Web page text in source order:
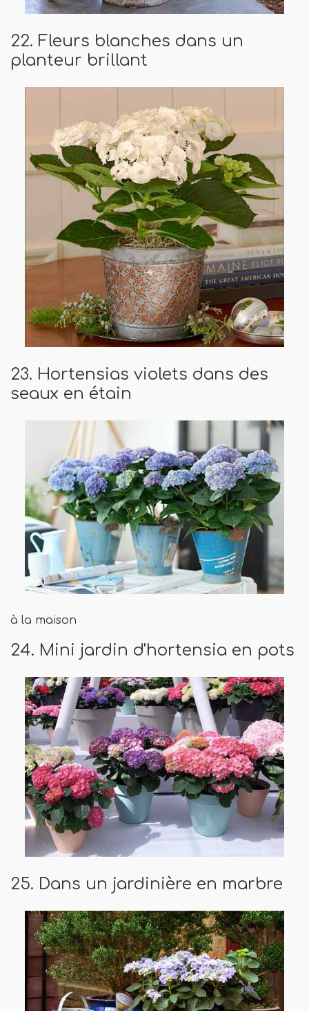
22. Fleurs blanches dans un
planteur brillant
23. Hortensias violets dans des
seaux en étain
à la maison
24. Mini jardin d'hortensia en pots
25. Dans un jardinière en marbre